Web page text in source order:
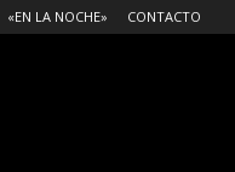
«EN LA NOCHE» CONTACTO